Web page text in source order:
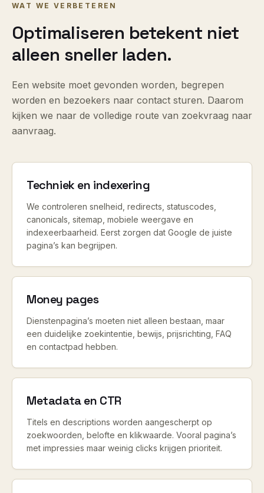
WAT WE VERBETEREN
Optimaliseren betekent niet
alleen sneller laden.
Een website moet gevonden worden, begrepen
worden en bezoekers naar contact sturen. Daarom
kijken we naar de volledige route van zoekvraag naar
aanvraag.
Techniek en indexering
We controleren snelheid, redirects, statuscodes,
canonicals, sitemap, mobiele weergave en
indexeerbaarheid. Eerst zorgen dat Google de juiste
pagina’s kan begrijpen.
Money pages
Dienstenpagina’s moeten niet alleen bestaan, maar
een duidelijke zoekintentie, bewijs, prijsrichting, FAQ
en contactpad hebben.
Metadata en CTR
Titels en descriptions worden aangescherpt op
zoekwoorden, belofte en klikwaarde. Vooral pagina’s
met impressies maar weinig clicks krijgen prioriteit.